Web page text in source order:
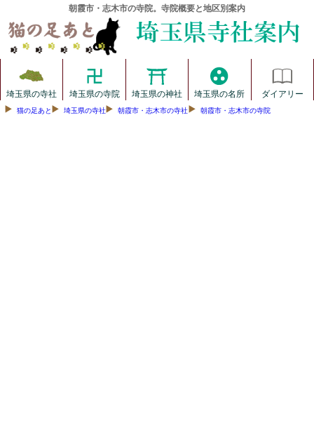
朝霞市・志木市の寺院。寺院概要と地区別案内
埼玉県の寺社 埼玉県の寺院 埼玉県の神社 埼玉県の名所 ダイアリー
猫の足あと 埼玉県の寺社 朝霞市・志木市の寺社 朝霞市・志木市の寺院